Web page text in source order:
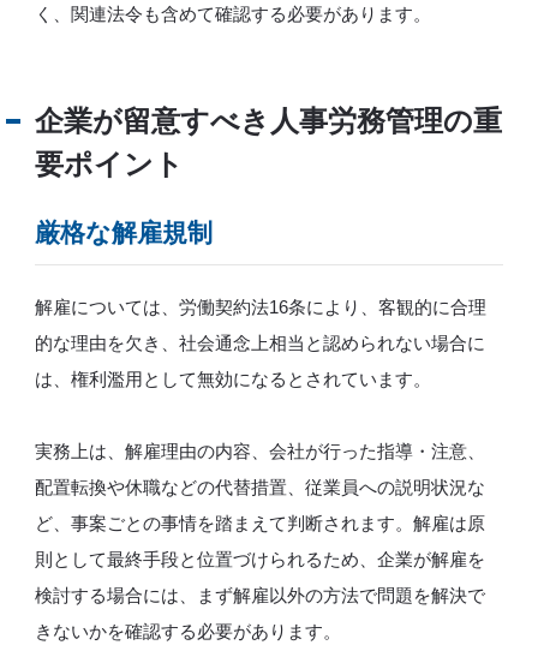
く、関連法令も含めて確認する必要があります。
企業が留意すべき人事労務管理の重
要ポイント
厳格な解雇規制
解雇については、労働契約法16条により、客観的に合理
的な理由を欠き、社会通念上相当と認められない場合に
は、権利濫用として無効になるとされています。
実務上は、解雇理由の内容、会社が行った指導・注意、
配置転換や休職などの代替措置、従業員への説明状況な
ど、事案ごとの事情を踏まえて判断されます。解雇は原
則として最終手段と位置づけられるため、企業が解雇を
検討する場合には、まず解雇以外の方法で問題を解決で
きないかを確認する必要があります。